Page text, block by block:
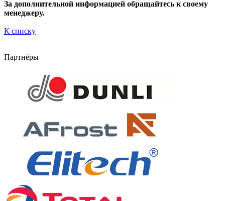
За дополнительной информацией обращайтесь к своему
менеджеру.
К списку
Партнёры